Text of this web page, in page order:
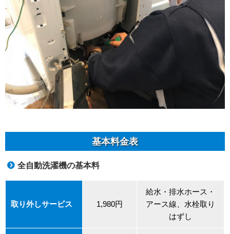
基本料金表
全自動洗濯機の基本料
取り外しサービス 1,980円
給水・排水ホース・
アース線、水栓取り
はずし